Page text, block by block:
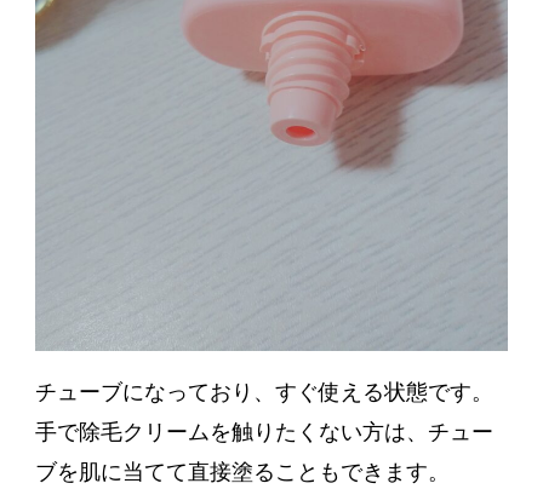
チューブになっており、すぐ使える状態です。
手で除毛クリームを触りたくない方は、チュー
ブを肌に当てて直接塗ることもできます。